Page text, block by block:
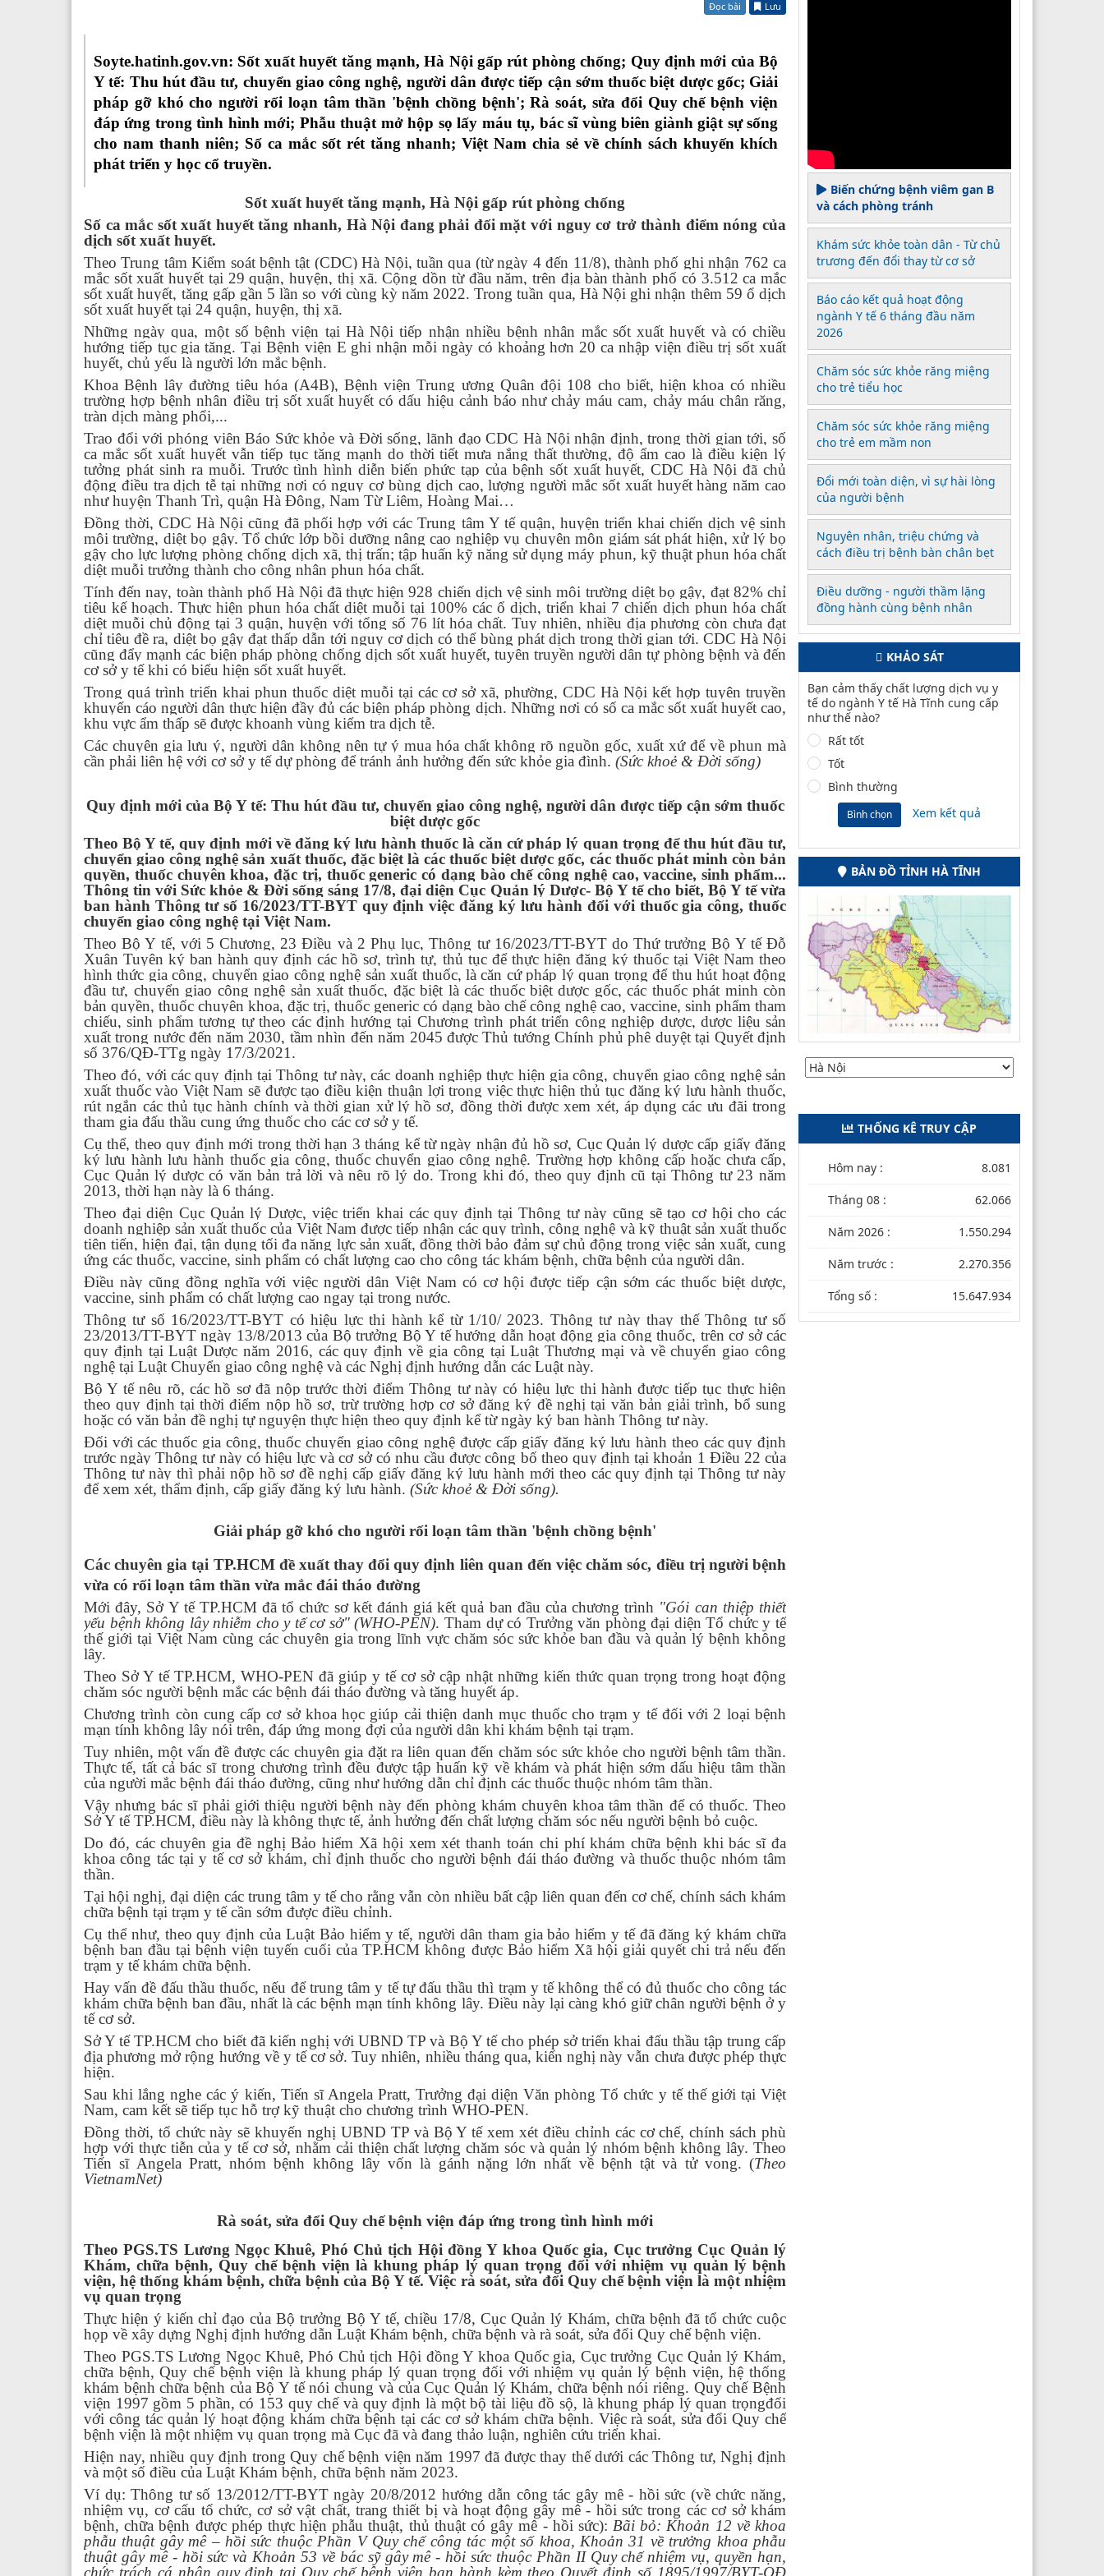
Đọc bài Lưu
Soyte.hatinh.gov.vn: Sốt xuất huyết tăng mạnh, Hà Nội gấp rút phòng chống; Quy định mới của Bộ
Y tế: Thu hút đầu tư, chuyển giao công nghệ, người dân được tiếp cận sớm thuốc biệt dược gốc; Giải
pháp gỡ khó cho người rối loạn tâm thần 'bệnh chồng bệnh'; Rà soát, sửa đổi Quy chế bệnh viện
đáp ứng trong tình hình mới; Phẫu thuật mở hộp sọ lấy máu tụ, bác sĩ vùng biên giành giật sự sống
cho nam thanh niên; Số ca mắc sốt rét tăng nhanh; Việt Nam chia sẻ về chính sách khuyến khích
phát triển y học cổ truyền.
Sốt xuất huyết tăng mạnh, Hà Nội gấp rút phòng chống
Số ca mắc sốt xuất huyết tăng nhanh, Hà Nội đang phải đối mặt với nguy cơ trở thành điểm nóng của
dịch sốt xuất huyết.
Theo Trung tâm Kiểm soát bệnh tật (CDC) Hà Nội, tuần qua (từ ngày 4 đến 11/8), thành phố ghi nhận 762 ca
mắc sốt xuất huyết tại 29 quận, huyện, thị xã. Cộng dồn từ đầu năm, trên địa bàn thành phố có 3.512 ca mắc
sốt xuất huyết, tăng gấp gần 5 lần so với cùng kỳ năm 2022. Trong tuần qua, Hà Nội ghi nhận thêm 59 ổ dịch
sốt xuất huyết tại 24 quận, huyện, thị xã.
Những ngày qua, một số bệnh viện tại Hà Nội tiếp nhận nhiều bệnh nhân mắc sốt xuất huyết và có chiều
hướng tiếp tục gia tăng. Tại Bệnh viện E ghi nhận mỗi ngày có khoảng hơn 20 ca nhập viện điều trị sốt xuất
huyết, chủ yếu là người lớn mắc bệnh.
Khoa Bệnh lây đường tiêu hóa (A4B), Bệnh viện Trung ương Quân đội 108 cho biết, hiện khoa có nhiều
trường hợp bệnh nhân điều trị sốt xuất huyết có dấu hiệu cảnh báo như chảy máu cam, chảy máu chân răng,
tràn dịch màng phổi,...
Trao đổi với phóng viên Báo Sức khỏe và Đời sống, lãnh đạo CDC Hà Nội nhận định, trong thời gian tới, số
ca mắc sốt xuất huyết vẫn tiếp tục tăng mạnh do thời tiết mưa nắng thất thường, độ ẩm cao là điều kiện lý
tưởng phát sinh ra muỗi. Trước tình hình diễn biến phức tạp của bệnh sốt xuất huyết, CDC Hà Nội đã chủ
động điều tra dịch tễ tại những nơi có nguy cơ bùng dịch cao, lượng người mắc sốt xuất huyết hàng năm cao
như huyện Thanh Trì, quận Hà Đông, Nam Từ Liêm, Hoàng Mai…
Đồng thời, CDC Hà Nội cũng đã phối hợp với các Trung tâm Y tế quận, huyện triển khai chiến dịch vệ sinh
môi trường, diệt bọ gậy. Tổ chức lớp bồi dưỡng nâng cao nghiệp vụ chuyên môn giám sát phát hiện, xử lý bọ
gậy cho lực lượng phòng chống dịch xã, thị trấn; tập huấn kỹ năng sử dụng máy phun, kỹ thuật phun hóa chất
diệt muỗi trưởng thành cho công nhân phun hóa chất.
Tính đến nay, toàn thành phố Hà Nội đã thực hiện 928 chiến dịch vệ sinh môi trường diệt bọ gậy, đạt 82% chỉ
tiêu kế hoạch. Thực hiện phun hóa chất diệt muỗi tại 100% các ổ dịch, triển khai 7 chiến dịch phun hóa chất
diệt muỗi chủ động tại 3 quận, huyện với tổng số 76 lít hóa chất. Tuy nhiên, nhiều địa phương còn chưa đạt
chỉ tiêu đề ra, diệt bọ gậy đạt thấp dẫn tới nguy cơ dịch có thể bùng phát dịch trong thời gian tới. CDC Hà Nội
cũng đẩy mạnh các biện pháp phòng chống dịch sốt xuất huyết, tuyên truyền người dân tự phòng bệnh và đến
cơ sở y tế khi có biểu hiện sốt xuất huyết.
Trong quá trình triển khai phun thuốc diệt muỗi tại các cơ sở xã, phường, CDC Hà Nội kết hợp tuyên truyền
khuyến cáo người dân thực hiện đầy đủ các biện pháp phòng dịch. Những nơi có số ca mắc sốt xuất huyết cao,
khu vực ẩm thấp sẽ được khoanh vùng kiểm tra dịch tễ.
Các chuyên gia lưu ý, người dân không nên tự ý mua hóa chất không rõ nguồn gốc, xuất xứ để về phun mà
cần phải liên hệ với cơ sở y tế dự phòng để tránh ảnh hưởng đến sức khỏe gia đình. (Sức khoẻ & Đời sống)
Quy định mới của Bộ Y tế: Thu hút đầu tư, chuyển giao công nghệ, người dân được tiếp cận sớm thuốc
biệt dược gốc
Theo Bộ Y tế, quy định mới về đăng ký lưu hành thuốc là căn cứ pháp lý quan trọng để thu hút đầu tư,
chuyển giao công nghệ sản xuất thuốc, đặc biệt là các thuốc biệt dược gốc, các thuốc phát minh còn bản
quyền, thuốc chuyên khoa, đặc trị, thuốc generic có dạng bào chế công nghệ cao, vaccine, sinh phẩm...
Thông tin với Sức khỏe & Đời sống sáng 17/8, đại diện Cục Quản lý Dược- Bộ Y tế cho biết, Bộ Y tế vừa
ban hành Thông tư số 16/2023/TT-BYT quy định việc đăng ký lưu hành đối với thuốc gia công, thuốc
chuyển giao công nghệ tại Việt Nam.
Theo Bộ Y tế, với 5 Chương, 23 Điều và 2 Phụ lục, Thông tư 16/2023/TT-BYT do Thứ trưởng Bộ Y tế Đỗ
Xuân Tuyên ký ban hành quy định các hồ sơ, trình tự, thủ tục để thực hiện đăng ký thuốc tại Việt Nam theo
hình thức gia công, chuyển giao công nghệ sản xuất thuốc, là căn cứ pháp lý quan trọng để thu hút hoạt động
đầu tư, chuyển giao công nghệ sản xuất thuốc, đặc biệt là các thuốc biệt dược gốc, các thuốc phát minh còn
bản quyền, thuốc chuyên khoa, đặc trị, thuốc generic có dạng bào chế công nghệ cao, vaccine, sinh phẩm tham
chiếu, sinh phẩm tương tự theo các định hướng tại Chương trình phát triển công nghiệp dược, dược liệu sản
xuất trong nước đến năm 2030, tầm nhìn đến năm 2045 được Thủ tướng Chính phủ phê duyệt tại Quyết định
số 376/QĐ-TTg ngày 17/3/2021.
Theo đó, với các quy định tại Thông tư này, các doanh nghiệp thực hiện gia công, chuyển giao công nghệ sản
xuất thuốc vào Việt Nam sẽ được tạo điều kiện thuận lợi trong việc thực hiện thủ tục đăng ký lưu hành thuốc,
rút ngắn các thủ tục hành chính và thời gian xử lý hồ sơ, đồng thời được xem xét, áp dụng các ưu đãi trong
tham gia đấu thầu cung ứng thuốc cho các cơ sở y tế.
Cụ thể, theo quy định mới trong thời hạn 3 tháng kể từ ngày nhận đủ hồ sơ, Cục Quản lý dược cấp giấy đăng
ký lưu hành lưu hành thuốc gia công, thuốc chuyển giao công nghệ. Trường hợp không cấp hoặc chưa cấp,
Cục Quản lý dược có văn bản trả lời và nêu rõ lý do. Trong khi đó, theo quy định cũ tại Thông tư 23 năm
2013, thời hạn này là 6 tháng.
Theo đại diện Cục Quản lý Dược, việc triển khai các quy định tại Thông tư này cũng sẽ tạo cơ hội cho các
doanh nghiệp sản xuất thuốc của Việt Nam được tiếp nhận các quy trình, công nghệ và kỹ thuật sản xuất thuốc
tiên tiến, hiện đại, tận dụng tối đa năng lực sản xuất, đồng thời bảo đảm sự chủ động trong việc sản xuất, cung
ứng các thuốc, vaccine, sinh phẩm có chất lượng cao cho công tác khám bệnh, chữa bệnh của người dân.
Điều này cũng đồng nghĩa với việc người dân Việt Nam có cơ hội được tiếp cận sớm các thuốc biệt dược,
vaccine, sinh phẩm có chất lượng cao ngay tại trong nước.
Thông tư số 16/2023/TT-BYT có hiệu lực thi hành kể từ 1/10/ 2023. Thông tư này thay thế Thông tư số
23/2013/TT-BYT ngày 13/8/2013 của Bộ trưởng Bộ Y tế hướng dẫn hoạt động gia công thuốc, trên cơ sở các
quy định tại Luật Dược năm 2016, các quy định về gia công tại Luật Thương mại và về chuyển giao công
nghệ tại Luật Chuyển giao công nghệ và các Nghị định hướng dẫn các Luật này.
Bộ Y tế nêu rõ, các hồ sơ đã nộp trước thời điểm Thông tư này có hiệu lực thi hành được tiếp tục thực hiện
theo quy định tại thời điểm nộp hồ sơ, trừ trường hợp cơ sở đăng ký đề nghị tại văn bản giải trình, bổ sung
hoặc có văn bản đề nghị tự nguyện thực hiện theo quy định kể từ ngày ký ban hành Thông tư này.
Đối với các thuốc gia công, thuốc chuyển giao công nghệ được cấp giấy đăng ký lưu hành theo các quy định
trước ngày Thông tư này có hiệu lực và cơ sở có nhu cầu được công bố theo quy định tại khoản 1 Điều 22 của
Thông tư này thì phải nộp hồ sơ đề nghị cấp giấy đăng ký lưu hành mới theo các quy định tại Thông tư này
để xem xét, thẩm định, cấp giấy đăng ký lưu hành. (Sức khoẻ & Đời sống).
Giải pháp gỡ khó cho người rối loạn tâm thần 'bệnh chồng bệnh'
Các chuyên gia tại TP.HCM đề xuất thay đổi quy định liên quan đến việc chăm sóc, điều trị người bệnh
vừa có rối loạn tâm thần vừa mắc đái tháo đường
Mới đây, Sở Y tế TP.HCM đã tổ chức sơ kết đánh giá kết quả ban đầu của chương trình "Gói can thiệp thiết
yếu bệnh không lây nhiễm cho y tế cơ sở" (WHO-PEN). Tham dự có Trưởng văn phòng đại diện Tổ chức y tế
thế giới tại Việt Nam cùng các chuyên gia trong lĩnh vực chăm sóc sức khỏe ban đầu và quản lý bệnh không
lây.
Theo Sở Y tế TP.HCM, WHO-PEN đã giúp y tế cơ sở cập nhật những kiến thức quan trọng trong hoạt động
chăm sóc người bệnh mắc các bệnh đái tháo đường và tăng huyết áp.
Chương trình còn cung cấp cơ sở khoa học giúp cải thiện danh mục thuốc cho trạm y tế đối với 2 loại bệnh
mạn tính không lây nói trên, đáp ứng mong đợi của người dân khi khám bệnh tại trạm.
Tuy nhiên, một vấn đề được các chuyên gia đặt ra liên quan đến chăm sóc sức khỏe cho người bệnh tâm thần.
Thực tế, tất cả bác sĩ trong chương trình đều được tập huấn kỹ về khám và phát hiện sớm dấu hiệu tâm thần
của người mắc bệnh đái tháo đường, cũng như hướng dẫn chỉ định các thuốc thuộc nhóm tâm thần.
Vậy nhưng bác sĩ phải giới thiệu người bệnh này đến phòng khám chuyên khoa tâm thần để có thuốc. Theo
Sở Y tế TP.HCM, điều này là không thực tế, ảnh hưởng đến chất lượng chăm sóc nếu người bệnh bỏ cuộc.
Do đó, các chuyên gia đề nghị Bảo hiểm Xã hội xem xét thanh toán chi phí khám chữa bệnh khi bác sĩ đa
khoa công tác tại y tế cơ sở khám, chỉ định thuốc cho người bệnh đái tháo đường và thuốc thuộc nhóm tâm
thần.
Tại hội nghị, đại diện các trung tâm y tế cho rằng vẫn còn nhiều bất cập liên quan đến cơ chế, chính sách khám
chữa bệnh tại trạm y tế cần sớm được điều chỉnh.
Cụ thể như, theo quy định của Luật Bảo hiểm y tế, người dân tham gia bảo hiểm y tế đã đăng ký khám chữa
bệnh ban đầu tại bệnh viện tuyến cuối của TP.HCM không được Bảo hiểm Xã hội giải quyết chi trả nếu đến
trạm y tế khám chữa bệnh.
Hay vấn đề đấu thầu thuốc, nếu để trung tâm y tế tự đấu thầu thì trạm y tế không thể có đủ thuốc cho công tác
khám chữa bệnh ban đầu, nhất là các bệnh mạn tính không lây. Điều này lại càng khó giữ chân người bệnh ở y
tế cơ sở.
Sở Y tế TP.HCM cho biết đã kiến nghị với UBND TP và Bộ Y tế cho phép sở triển khai đấu thầu tập trung cấp
địa phương mở rộng hướng về y tế cơ sở. Tuy nhiên, nhiều tháng qua, kiến nghị này vẫn chưa được phép thực
hiện.
Sau khi lắng nghe các ý kiến, Tiến sĩ Angela Pratt, Trưởng đại diện Văn phòng Tổ chức y tế thế giới tại Việt
Nam, cam kết sẽ tiếp tục hỗ trợ kỹ thuật cho chương trình WHO-PEN.
Đồng thời, tổ chức này sẽ khuyến nghị UBND TP và Bộ Y tế xem xét điều chỉnh các cơ chế, chính sách phù
hợp với thực tiễn của y tế cơ sở, nhằm cải thiện chất lượng chăm sóc và quản lý nhóm bệnh không lây. Theo
Tiến sĩ Angela Pratt, nhóm bệnh không lây vốn là gánh nặng lớn nhất về bệnh tật và tử vong. (Theo
VietnamNet)
Rà soát, sửa đổi Quy chế bệnh viện đáp ứng trong tình hình mới
Theo PGS.TS Lương Ngọc Khuê, Phó Chủ tịch Hội đồng Y khoa Quốc gia, Cục trưởng Cục Quản lý
Khám, chữa bệnh, Quy chế bệnh viện là khung pháp lý quan trọng đối với nhiệm vụ quản lý bệnh
viện, hệ thống khám bệnh, chữa bệnh của Bộ Y tế. Việc rà soát, sửa đổi Quy chế bệnh viện là một nhiệm
vụ quan trọng
Thực hiện ý kiến chỉ đạo của Bộ trưởng Bộ Y tế, chiều 17/8, Cục Quản lý Khám, chữa bệnh đã tổ chức cuộc
họp về xây dựng Nghị định hướng dẫn Luật Khám bệnh, chữa bệnh và rà soát, sửa đổi Quy chế bệnh viện.
Theo PGS.TS Lương Ngọc Khuê, Phó Chủ tịch Hội đồng Y khoa Quốc gia, Cục trưởng Cục Quản lý Khám,
chữa bệnh, Quy chế bệnh viện là khung pháp lý quan trọng đối với nhiệm vụ quản lý bệnh viện, hệ thống
khám bệnh chữa bệnh của Bộ Y tế nói chung và của Cục Quản lý Khám, chữa bệnh nói riêng. Quy chế Bệnh
viện 1997 gồm 5 phần, có 153 quy chế và quy định là một bộ tài liệu đồ sộ, là khung pháp lý quan trọngđối
với công tác quản lý hoạt động khám chữa bệnh tại các cơ sở khám chữa bệnh. Việc rà soát, sửa đổi Quy chế
bệnh viện là một nhiệm vụ quan trọng mà Cục đã và đang thảo luận, nghiên cứu triển khai.
Hiện nay, nhiều quy định trong Quy chế bệnh viện năm 1997 đã được thay thế dưới các Thông tư, Nghị định
và một số điều của Luật Khám bệnh, chữa bệnh năm 2023.
Ví dụ: Thông tư số 13/2012/TT-BYT ngày 20/8/2012 hướng dẫn công tác gây mê - hồi sức (về chức năng,
nhiệm vụ, cơ cấu tổ chức, cơ sở vật chất, trang thiết bị và hoạt động gây mê - hồi sức trong các cơ sở khám
bệnh, chữa bệnh được phép thực hiện phẫu thuật, thủ thuật có gây mê - hồi sức): Bãi bỏ: Khoản 12 về khoa
phẫu thuật gây mê – hồi sức thuộc Phần V Quy chế công tác một số khoa, Khoản 31 về trưởng khoa phẫu
thuật gây mê - hồi sức và Khoản 53 về bác sỹ gây mê - hồi sức thuộc Phần II Quy chế nhiệm vụ, quyền hạn,
chức trách cá nhân quy định tại Quy chế bệnh viện ban hành kèm theo Quyết định số 1895/1997/BYT-QĐ
Biến chứng bệnh viêm gan B
và cách phòng tránh
Khám sức khỏe toàn dân - Từ chủ
trương đến đổi thay từ cơ sở
Báo cáo kết quả hoạt động
ngành Y tế 6 tháng đầu năm
2026
Chăm sóc sức khỏe răng miệng
cho trẻ tiểu học
Chăm sóc sức khỏe răng miệng
cho trẻ em mầm non
Đổi mới toàn diện, vì sự hài lòng
của người bệnh
Nguyên nhân, triệu chứng và
cách điều trị bệnh bàn chân bẹt
Điều dưỡng - người thầm lặng
đồng hành cùng bệnh nhân
KHẢO SÁT
Bạn cảm thấy chất lượng dịch vụ y
tế do ngành Y tế Hà Tĩnh cung cấp
như thế nào?
Rất tốt
Tốt
Bình thường
Bình chọn Xem kết quả
BẢN ĐỒ TỈNH HÀ TĨNH
THỐNG KÊ TRUY CẬP
Hôm nay : 8.081
Tháng 08 : 62.066
Năm 2026 : 1.550.294
Năm trước : 2.270.356
Tổng số : 15.647.934